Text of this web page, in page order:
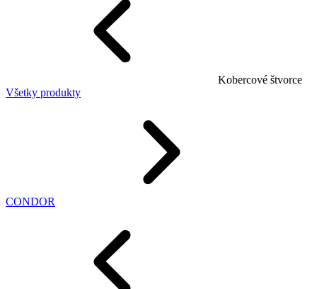
Kobercové štvorce
Všetky produkty
CONDOR